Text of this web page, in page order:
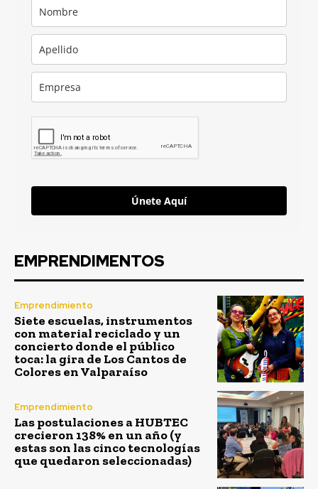
Únete Aquí
EMPRENDIMENTOS
Emprendimiento
Siete escuelas, instrumentos
con material reciclado y un
concierto donde el público
toca: la gira de Los Cantos de
Colores en Valparaíso
Emprendimiento
Las postulaciones a HUBTEC
crecieron 138% en un año (y
estas son las cinco tecnologías
que quedaron seleccionadas)